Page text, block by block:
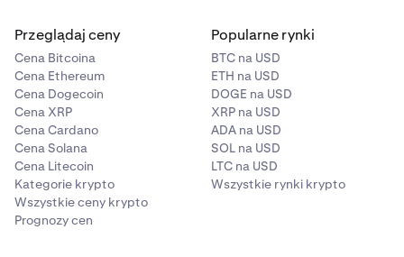
Przeglądaj ceny
Cena Bitcoina
Cena Ethereum
Cena Dogecoin
Cena XRP
Cena Cardano
Cena Solana
Cena Litecoin
Kategorie krypto
Wszystkie ceny krypto
Prognozy cen
Popularne rynki
BTC na USD
ETH na USD
DOGE na USD
XRP na USD
ADA na USD
SOL na USD
LTC na USD
Wszystkie rynki krypto